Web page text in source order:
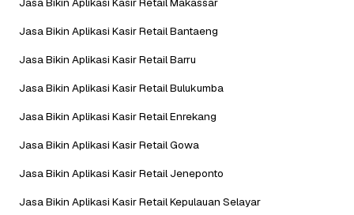
Jasa Bikin Aplikasi Kasir Retail Bantaeng
Jasa Bikin Aplikasi Kasir Retail Barru
Jasa Bikin Aplikasi Kasir Retail Bulukumba
Jasa Bikin Aplikasi Kasir Retail Enrekang
Jasa Bikin Aplikasi Kasir Retail Gowa
Jasa Bikin Aplikasi Kasir Retail Jeneponto
Jasa Bikin Aplikasi Kasir Retail Kepulauan Selayar